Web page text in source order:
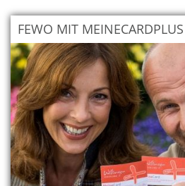
FEWO MIT MEINECARDPLUS